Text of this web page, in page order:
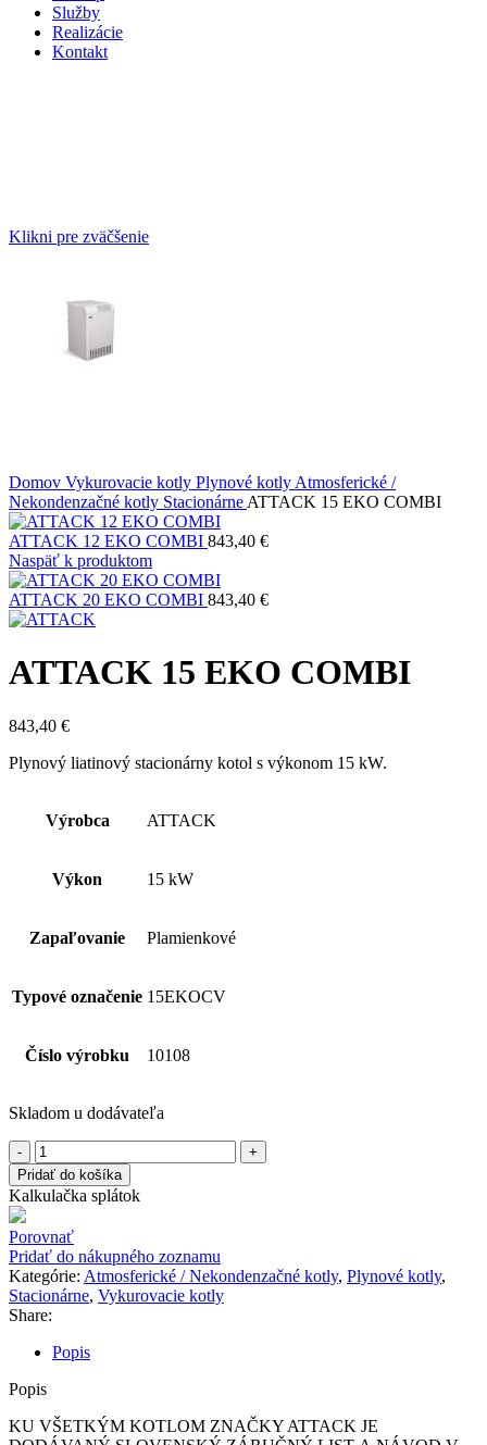
Služby
Realizácie
Kontakt
Klikni pre zväčšenie
Domov Vykurovacie kotly Plynové kotly Atmosferické /
Nekondenzačné kotly Stacionárne ATTACK 15 EKO COMBI
ATTACK 12 EKO COMBI 843,40 €
Naspäť k produktom
ATTACK 20 EKO COMBI 843,40 €
ATTACK 15 EKO COMBI
843,40 €
Plynový liatinový stacionárny kotol s výkonom 15 kW.
Výrobca ATTACK
Výkon 15 kW
Zapaľovanie Plamienkové
Typové označenie 15EKOCV
Číslo výrobku 10108
Skladom u dodávateľa
Pridať do košíka
Kalkulačka splátok
Porovnať
Pridať do nákupného zoznamu
Kategórie: Atmosferické / Nekondenzačné kotly, Plynové kotly,
Stacionárne, Vykurovacie kotly
Share:
Popis
Popis
KU VŠETKÝM KOTLOM ZNAČKY ATTACK JE